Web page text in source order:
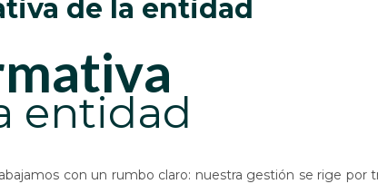
de la entidad
entidad
con un rumbo claro: nuestra gestión se rige